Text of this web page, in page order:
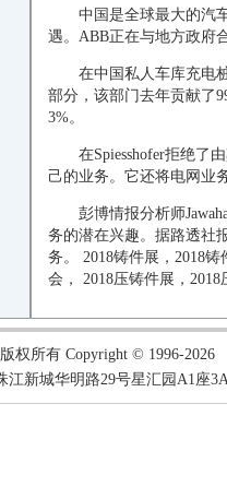
中国是全球最大的汽
遇。ABB正在与地方政府
在中国私人车库充电
部分，该部门去年贡献了
3%。
在Spiesshofer拒绝了
己的业务。它还将电网业
彭博情报分析师
务的潜在兴趣。据路透社
务。
2018铸件展，2018
会，
2018压铸件展，2018
版权所有 Copyright © 1996-2026
江新城华明路29号星汇园A1座